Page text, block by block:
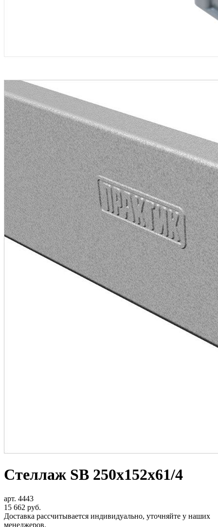
Стеллаж SB 250x152x61/4
арт. 4443
15 662 руб.
Доставка рассчитывается индивидуально, уточняйте у наших
менеджеров.